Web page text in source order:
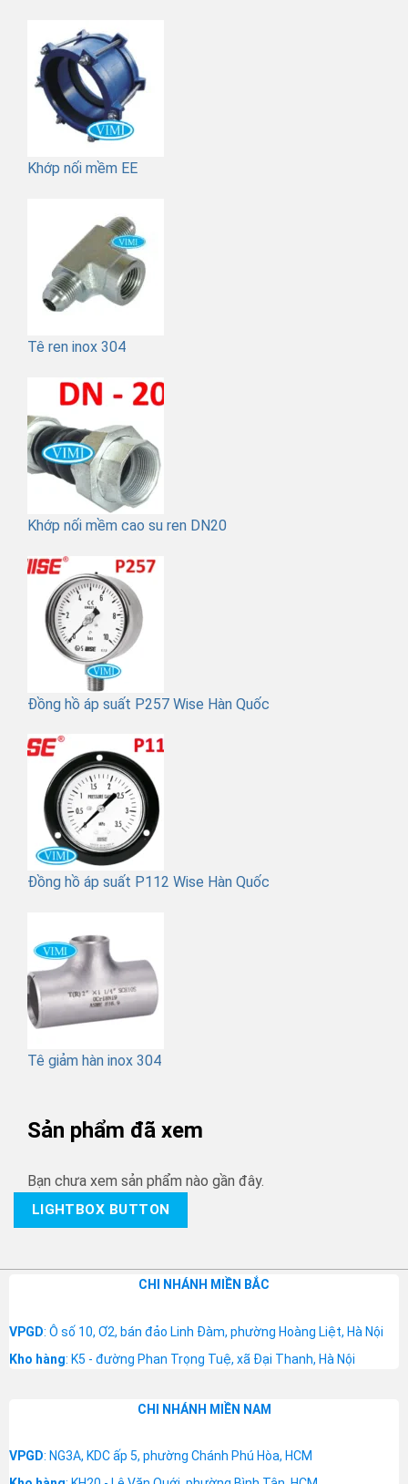
Khớp nối mềm EE
Tê ren inox 304
Khớp nối mềm cao su ren DN20
Đồng hồ áp suất P257 Wise Hàn Quốc
Đồng hồ áp suất P112 Wise Hàn Quốc
Tê giảm hàn inox 304
Sản phẩm đã xem
Bạn chưa xem sản phẩm nào gần đây.
LIGHTBOX BUTTON
CHI NHÁNH MIỀN BẮC
VPGD: Ô số 10, Ơ2, bán đảo Linh Đàm, phường Hoàng Liệt, Hà Nội
Kho hàng: K5 - đường Phan Trọng Tuệ, xã Đại Thanh, Hà Nội
CHI NHÁNH MIỀN NAM
VPGD: NG3A, KDC ấp 5, phường Chánh Phú Hòa, HCM